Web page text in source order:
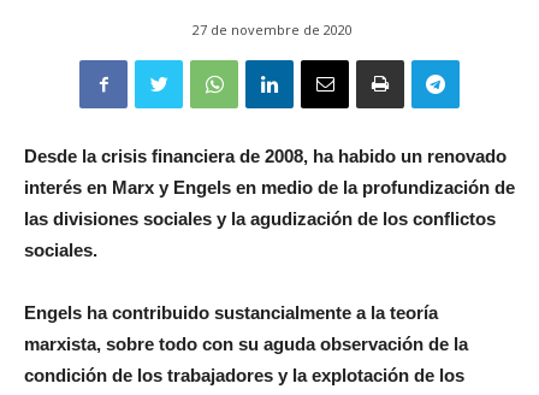
27 de novembre de 2020
Desde la crisis financiera de 2008, ha habido un renovado
interés en Marx y Engels en medio de la profundización de
las divisiones sociales y la agudización de los conflictos
sociales.
Engels ha contribuido sustancialmente a la teoría
marxista, sobre todo con su aguda observación de la
condición de los trabajadores y la explotación de los